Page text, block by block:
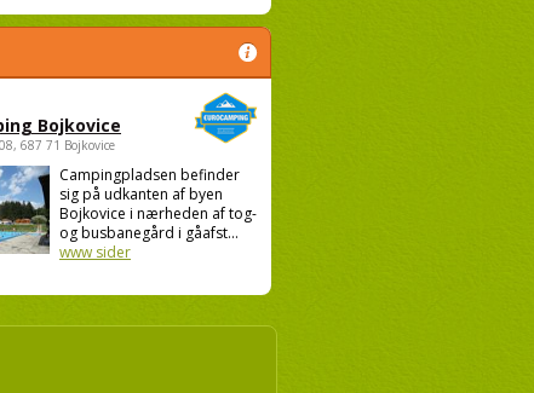
Bojkovice
687 71 Bojkovice
Campingpladsen befinder
sig på udkanten af byen
Bojkovice i nærheden af tog-
og busbanegård i gåafst...
www sider